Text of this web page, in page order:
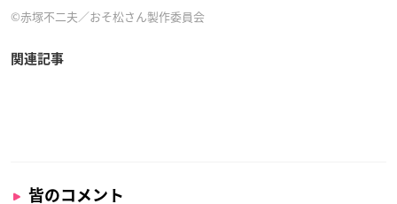
©赤塚不二夫／おそ松さん製作委員会
関連記事
皆のコメント